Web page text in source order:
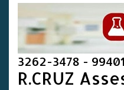
3262-3478 -
R.CRUZ